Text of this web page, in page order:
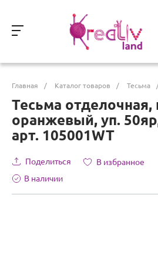
Главная / Каталог товаров / Тесьма
Тесьма отделочная,
оранжевый, уп.
арт. 105001WT
Поделиться
В избранное
В наличии